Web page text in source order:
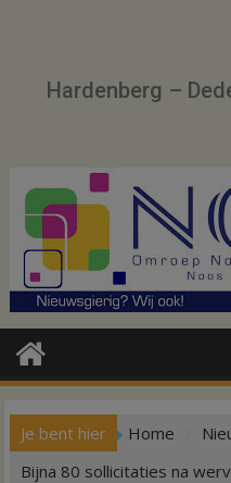
Hardenberg –
Je bent hier Home
Bijna 80 sollicitaties na